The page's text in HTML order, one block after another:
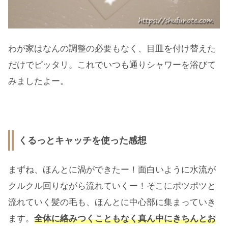
わが家はなんの調整の必要もなく、目皿を付け替えた
だけでピッタリ。これでいつも通りシャワーを浴びて
みましたよー。
くるっとキャッチを使った感想
まずね、ほんとに渦ができたー！面白いように水流が
クルクル回りながら流れていくー！そこにポツポツと
流れていく髪の毛も、ほんとに中心部に集まっていき
ます。 全体に絡みつくこともなく真ん中にきちんとお